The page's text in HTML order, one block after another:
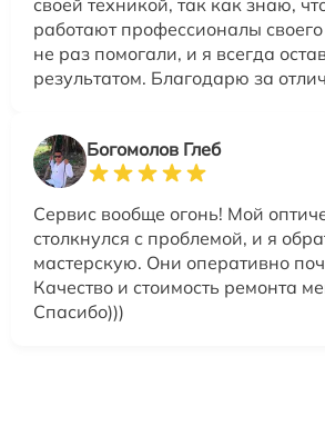
своей техникой, так как знаю,
работают профессионалы
не раз помогали, и я всегда
результатом. Благодарю за
Богомолов Глеб
Сервис вообще огонь! Мой
столкнулся с проблемой, и я
мастерскую. Они оперативно
Качество и стоимость ремонта
Спасибо)))